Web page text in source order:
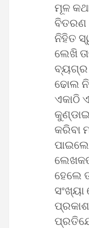
ମୂଳ
ବିତରଣ
ନିହିତ
ଲେଖି
ବ୍ୟଗ୍ର
ଢୋଲ
ଏକାଠି
କରିବା
ପାଇଲେ
ହେଲେ
ସଂଖ୍ୟା